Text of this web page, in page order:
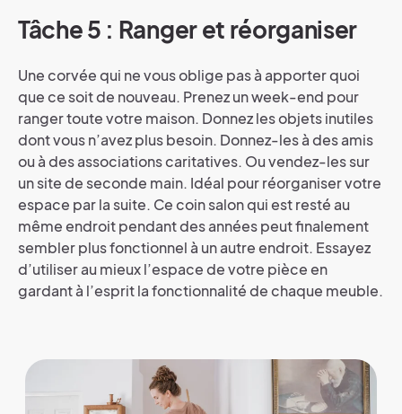
Tâche 5 : Ranger et réorganiser
Une corvée qui ne vous oblige pas à apporter quoi
que ce soit de nouveau. Prenez un week-end pour
ranger toute votre maison. Donnez les objets inutiles
dont vous n’avez plus besoin. Donnez-les à des amis
ou à des associations caritatives. Ou vendez-les sur
un site de seconde main. Idéal pour réorganiser votre
espace par la suite. Ce coin salon qui est resté au
même endroit pendant des années peut finalement
sembler plus fonctionnel à un autre endroit. Essayez
d’utiliser au mieux l’espace de votre pièce en
gardant à l’esprit la fonctionnalité de chaque meuble.